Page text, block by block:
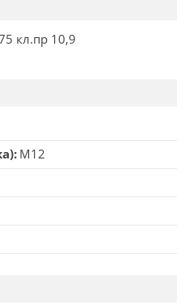
кл.пр 10,9
М12